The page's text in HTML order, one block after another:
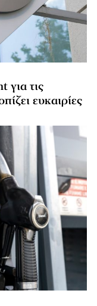
για τις
ευκαιρίες